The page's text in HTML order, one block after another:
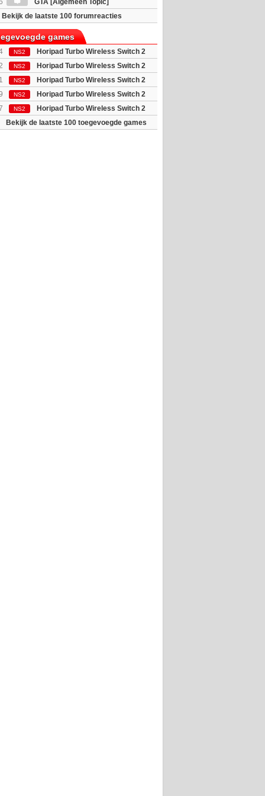
GTA [Algemeen Topic]
Bekijk de laatste 100 forumreacties
games
NS2
Horipad Turbo Wireless Switch 2
NS2
Horipad Turbo Wireless Switch 2
NS2
Horipad Turbo Wireless Switch 2
C...
NS2
Horipad Turbo Wireless Switch 2
NS2
Horipad Turbo Wireless Switch 2
Bekijk de laatste 100 toegevoegde games